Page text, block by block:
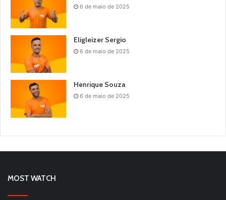
6 de maio de 2025
Eligleizer Sergio
6 de maio de 2025
Henrique Souza
6 de maio de 2025
MOST WATCH